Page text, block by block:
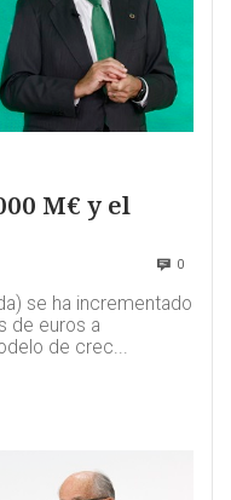
M€ y el
0
se ha incrementado
de euros a
de crec...